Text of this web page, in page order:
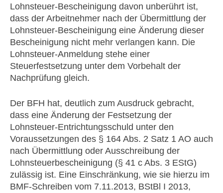
Lohnsteuer-Bescheinigung davon unberührt ist,
dass der Arbeitnehmer nach der Übermittlung der
Lohnsteuer-Bescheinigung eine Änderung dieser
Bescheinigung nicht mehr verlangen kann. Die
Lohnsteuer-Anmeldung stehe einer
Steuerfestsetzung unter dem Vorbehalt der
Nachprüfung gleich.
Der BFH hat, deutlich zum Ausdruck gebracht,
dass eine Änderung der Festsetzung der
Lohnsteuer-Entrichtungsschuld unter den
Voraussetzungen des § 164 Abs. 2 Satz 1 AO auch
nach Übermittlung oder Ausschreibung der
Lohnsteuerbescheinigung (§ 41 c Abs. 3 EStG)
zulässig ist. Eine Einschränkung, wie sie hierzu im
BMF-Schreiben vom 7.11.2013, BStBl I 2013,